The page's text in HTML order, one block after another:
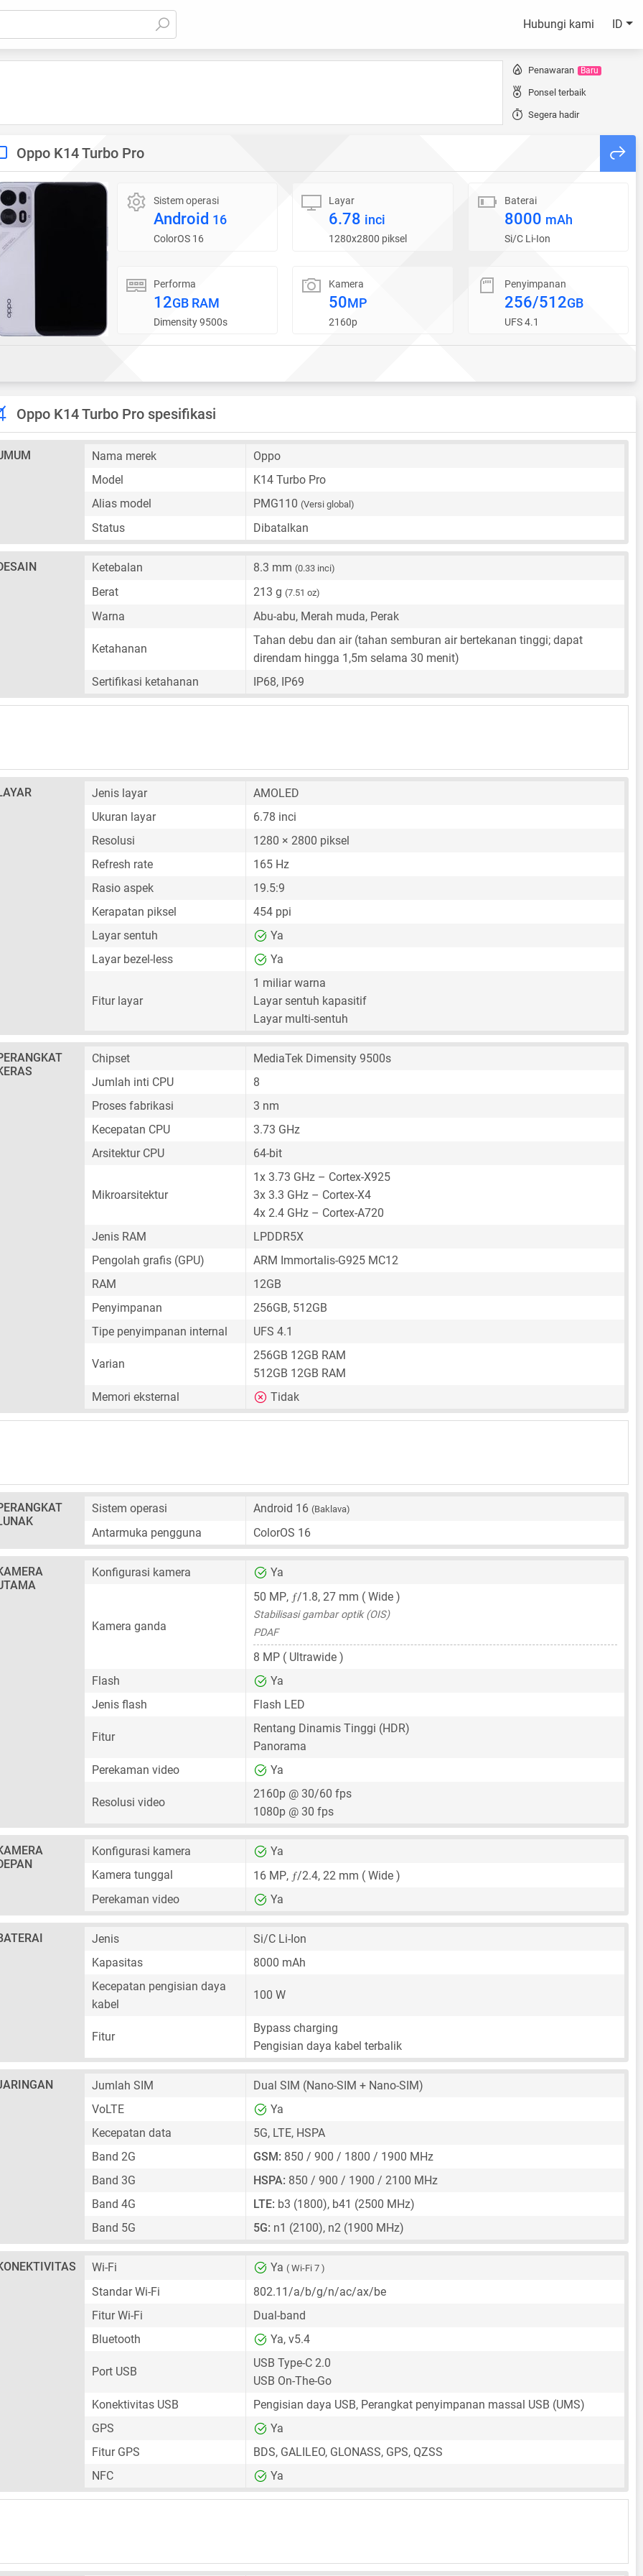
Hubungi kami ID
Penawaran Baru
Ponsel terbaik
Segera hadir
Oppo K14 Turbo Pro
Sistem operasi
Android 16
ColorOS 16
Layar
6.78 inci
1280x2800 piksel
Baterai
8000 mAh
Si/C Li-Ion
Performa
12GB RAM
Dimensity 9500s
Kamera
50MP
2160p
Penyimpanan
256/512GB
UFS 4.1
Oppo K14 Turbo Pro spesifikasi
Nama merek
Oppo
Model
K14 Turbo Pro
Alias model
PMG110 (Versi global)
Status Dibatalkan
Ketebalan 8.3 mm (0.33 inci)
Berat 213 g (7.51 oz)
Warna Abu-abu, Merah muda, Perak
Ketahanan
Tahan debu dan air (tahan semburan air bertekanan tinggi; dapat
direndam hingga 1,5m selama 30 menit)
Sertifikasi ketahanan
IP68, IP69
Jenis layar
AMOLED
Ukuran layar
6.78 inci
Resolusi
1280 × 2800 piksel
Refresh rate
165 Hz
Rasio aspek
19.5:9
Kerapatan piksel
454 ppi
Layar sentuh
Ya
Layar bezel-less
Ya
Fitur layar
1 miliar warna
Layar sentuh kapasitif
Layar multi-sentuh
Chipset
MediaTek Dimensity 9500s
Jumlah inti CPU
8
Proses fabrikasi
3 nm
Kecepatan CPU
3.73 GHz
Arsitektur CPU
64-bit
Mikroarsitektur
1x 3.73 GHz – Cortex-X925
3x 3.3 GHz – Cortex-X4
4x 2.4 GHz – Cortex-A720
Jenis RAM
LPDDR5X
Pengolah grafis (GPU)
ARM Immortalis-G925 MC12
RAM
12GB
Penyimpanan
256GB, 512GB
Tipe penyimpanan internal
UFS 4.1
Varian
256GB 12GB RAM
512GB 12GB RAM
Memori eksternal
Tidak
Sistem operasi Android 16 (Baklava)
Antarmuka pengguna ColorOS 16
Konfigurasi kamera Ya
Kamera ganda
50 MP, ƒ/1.8, 27 mm ( Wide )
Stabilisasi gambar optik (OIS)
PDAF
8 MP ( Ultrawide )
Flash
Ya
Jenis flash
Flash LED
Fitur
Rentang Dinamis Tinggi (HDR)
Panorama
Perekaman video
Ya
Resolusi video
2160p @ 30/60 fps
1080p @ 30 fps
Konfigurasi kamera
Ya
Kamera tunggal
16 MP, ƒ/2.4, 22 mm ( Wide )
Perekaman video
Ya
Jenis
Si/C Li-Ion
Kapasitas
8000 mAh
Kecepatan pengisian daya
kabel
100 W
Fitur
Bypass charging
Pengisian daya kabel terbalik
Jumlah SIM Dual SIM (Nano-SIM + Nano-SIM)
VoLTE
Ya
Kecepatan data
5G, LTE, HSPA
Band 2G
GSM: 850 / 900 / 1800 / 1900 MHz
Band 3G
HSPA: 850 / 900 / 1900 / 2100 MHz
Band 4G
LTE: b3 (1800), b41 (2500 MHz)
Band 5G
5G: n1 (2100), n2 (1900 MHz)
Wi-Fi Ya ( Wi-Fi 7 )
Standar Wi-Fi
802.11/a/b/g/n/ac/ax/be
Fitur Wi-Fi
Dual-band
Bluetooth
Ya, v5.4
Port USB
USB Type-C 2.0
USB On-The-Go
Konektivitas USB
Pengisian daya USB, Perangkat penyimpanan massal USB (UMS)
GPS
Ya
Fitur GPS
BDS, GALILEO, GLONASS, GPS, QZSS
NFC
Ya